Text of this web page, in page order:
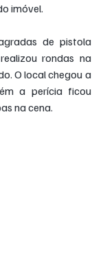
imóvel.
de pistola
rondas na
O local chegou a
a perícia ficou
na cena.